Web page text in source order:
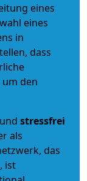
eines
eines
in
dass
den
und stressfrei
als
das
ist